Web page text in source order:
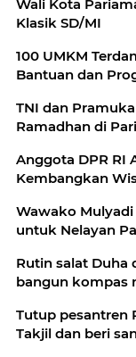
Wali Kota
Klasik SD/MI
100 UMKM
Bantuan dan
TNI dan
Ramadhan di
Anggota DPR RI
Kembangkan
Wawako Mulyadi
untuk Nelayan
Rutin salat Duha
bangun kompas
Tutup pesantren
Takjil dan beri